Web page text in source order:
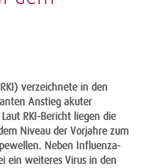
verzeichnete in den
Anstieg akuter
RKI-Bericht liegen die
Niveau der Vorjahre zum
Neben Influenza-
ein weiteres Virus in den